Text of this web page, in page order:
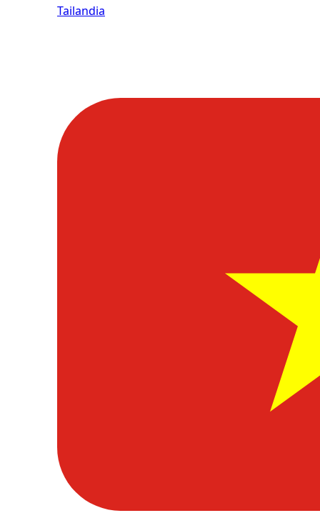
Tailandia